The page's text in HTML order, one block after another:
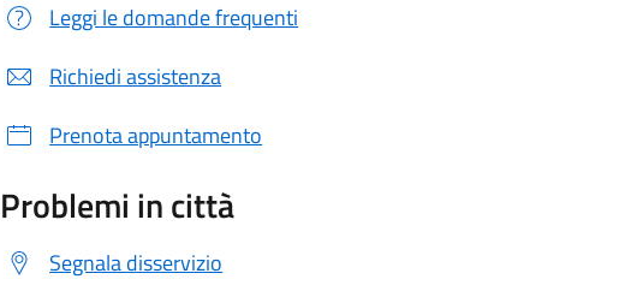
Leggi le domande frequenti
Richiedi assistenza
Prenota appuntamento
Problemi in città
Segnala disservizio